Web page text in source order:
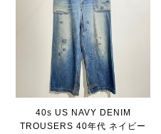
40s US NAVY DENIM
TROUSERS 40年代 ネイビー